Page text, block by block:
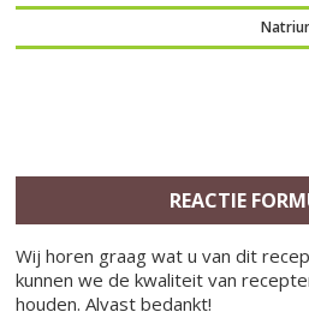
REACTIE
Wij horen graag wat u van dit
kunnen we de kwaliteit van
houden. Alvast bedankt!